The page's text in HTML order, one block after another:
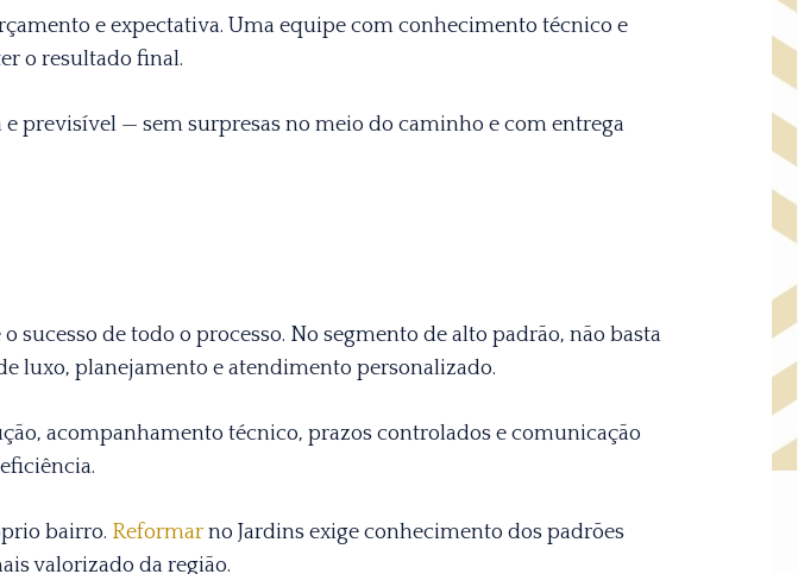
e expectativa. Uma equipe com conhecimento técnico e
o resultado final.
previsível — sem surpresas no meio do caminho e com entrega
sucesso de todo o processo. No segmento de alto padrão, não basta
luxo, planejamento e atendimento personalizado.
acompanhamento técnico, prazos controlados e comunicação
bairro. Reformar no Jardins exige conhecimento dos padrões
valorizado da região.